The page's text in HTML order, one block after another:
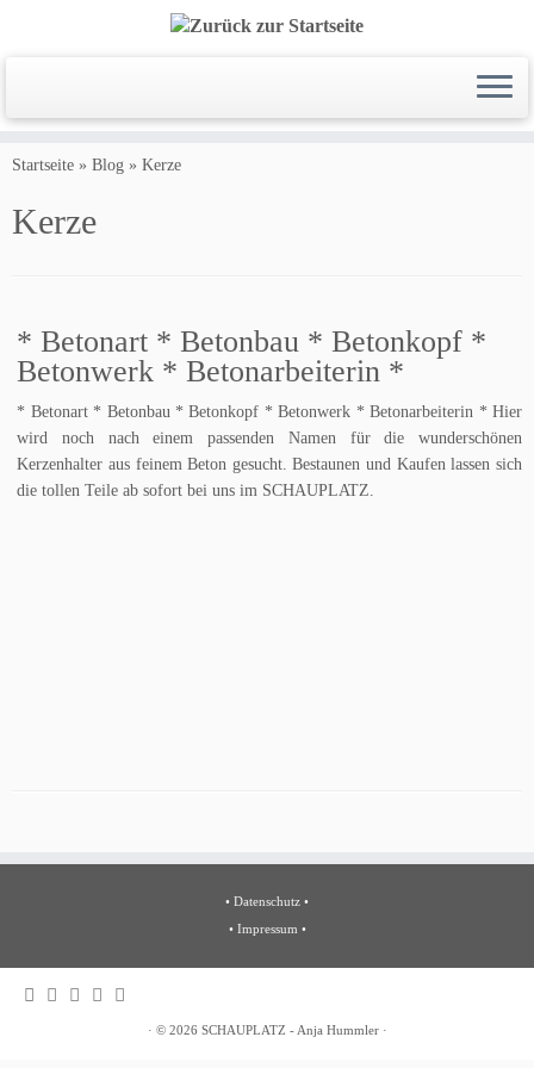
Inhalt
Startseite » Blog » Kerze
Kerze
* Betonart * Betonbau * Betonkopf *
Betonwerk * Betonarbeiterin *
* Betonart * Betonbau * Betonkopf * Betonwerk * Betonarbeiterin * Hier
wird noch nach einem passenden Namen für die wunderschönen
Kerzenhalter aus feinem Beton gesucht. Bestaunen und Kaufen lassen sich
die tollen Teile ab sofort bei uns im SCHAUPLATZ.
• Datenschutz •
• Impressum •
· © 2026 SCHAUPLATZ - Anja Hummler·